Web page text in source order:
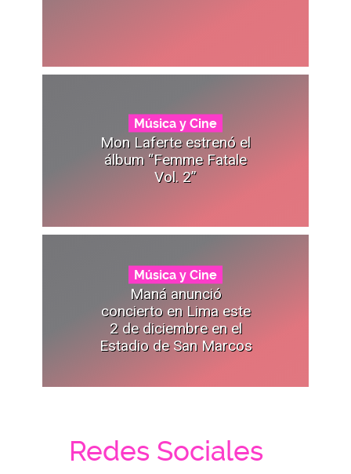
Música y Cine
Mon Laferte estrenó el
álbum “Femme Fatale
Vol. 2”
Música y Cine
Maná anunció
concierto en Lima este
2 de diciembre en el
Estadio de San Marcos
Redes Sociales